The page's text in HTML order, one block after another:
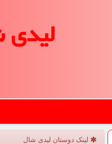
لینک دوستان لیدی شال